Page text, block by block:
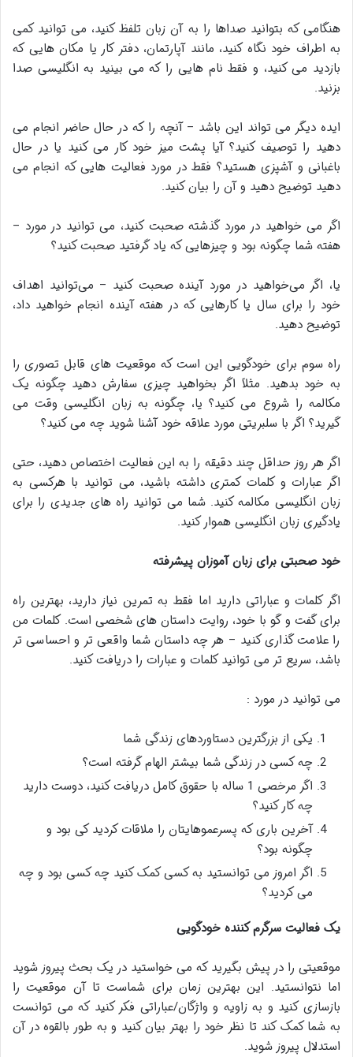
هنگامی که بتوانید صداها را به آن زبان تلفظ کنید، می توانید کمی
به اطراف خود نگاه کنید، مانند آپارتمان، دفتر کار یا مکان هایی که
بازدید می کنید، و فقط نام هایی را که می بینید به انگلیسی صدا
بزنید.
ایده دیگر می تواند این باشد – آنچه را که در حال حاضر انجام می
دهید را توصیف کنید؟ آیا پشت میز خود کار می کنید یا در حال
باغبانی و آشپزی هستید؟ فقط در مورد فعالیت هایی که انجام می
دهید توضیح دهید و آن را بیان کنید.
اگر می خواهید در مورد گذشته صحبت کنید، می توانید در مورد –
هفته شما چگونه بود و چیزهایی که یاد گرفتید صحبت کنید؟
یا، اگر می‌خواهید در مورد آینده صحبت کنید – می‌توانید اهداف
خود را برای سال یا کارهایی که در هفته آینده انجام خواهید داد،
توضیح دهید.
راه سوم برای خودگویی این است که موقعیت های قابل تصوری را
به خود بدهید. مثلاً اگر بخواهید چیزی سفارش دهید چگونه یک
مکالمه را شروع می کنید؟ یا، چگونه به زبان انگلیسی وقت می
گیرید؟ اگر با سلبریتی مورد علاقه خود آشنا شوید چه می کنید؟
اگر هر روز حداقل چند دقیقه را به این فعالیت اختصاص دهید، حتی
اگر عبارات و کلمات کمتری داشته باشید، می توانید با هرکسی به
زبان انگلیسی مکالمه کنید. شما می توانید راه های جدیدی را برای
یادگیری زبان انگلیسی هموار کنید.
خود صحبتی برای زبان آموزان پیشرفته
اگر کلمات و عباراتی دارید اما فقط به تمرین نیاز دارید، بهترین راه
برای گفت و گو با خود، روایت داستان های شخصی است. کلمات من
را علامت گذاری کنید – هر چه داستان شما واقعی تر و احساسی تر
باشد، سریع تر می توانید کلمات و عبارات را دریافت کنید.
می توانید در مورد :
یکی از بزرگترین دستاوردهای زندگی شما
چه کسی در زندگی شما بیشتر الهام گرفته است؟
اگر مرخصی 1 ساله با حقوق کامل دریافت کنید، دوست دارید
چه کار کنید؟
آخرین باری که پسرعموهایتان را ملاقات کردید کی بود و
چگونه بود؟
اگر امروز می توانستید به کسی کمک کنید چه کسی بود و چه
می کردید؟
یک فعالیت سرگرم کننده خودگویی
موقعیتی را در پیش بگیرید که می خواستید در یک بحث پیروز شوید
اما نتوانستید. این بهترین زمان برای شماست تا آن موقعیت را
بازسازی کنید و به زاویه و واژگان/عباراتی فکر کنید که می توانست
به شما کمک کند تا نظر خود را بهتر بیان کنید و به طور بالقوه در آن
استدلال پیروز شوید.